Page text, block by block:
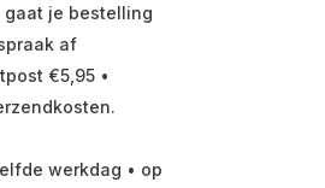
gaat je bestelling
af
€5,95 •
werkdag • op